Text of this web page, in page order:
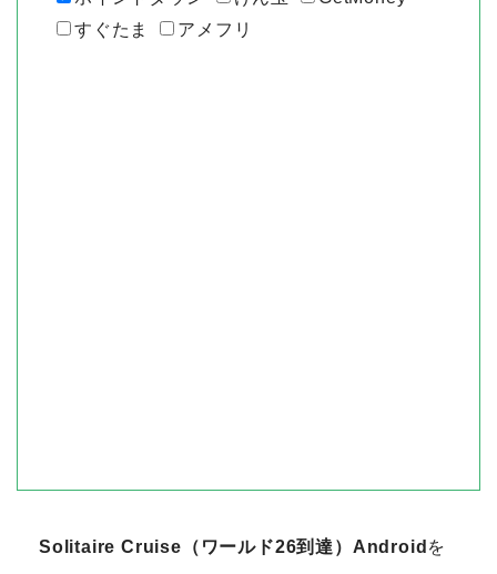
すぐたま
アメフリ
Solitaire Cruise（ワールド26到達）Android を